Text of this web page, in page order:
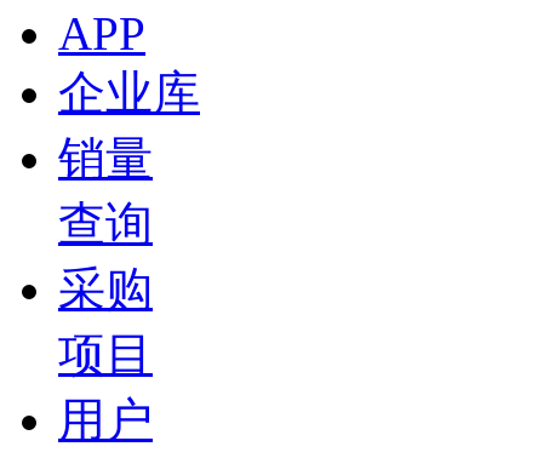
APP
企业库
销量
查询
采购
项目
用户